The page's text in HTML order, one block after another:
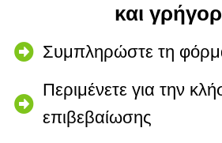
και
Συμπληρώστε τη
Περιμένετε για την
επιβεβαίωσης